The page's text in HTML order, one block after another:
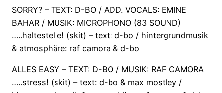
SORRY? – TEXT: D-BO / ADD. VOCALS: EMINE
BAHAR / MUSIK: MICROPHONO (83 SOUND)
…..haltestelle! (skit) – text: d-bo / hintergrundmusik
& atmosphäre: raf camora & d-bo
ALLES EASY – TEXT: D-BO / MUSIK: RAF CAMORA
…..stress! (skit) – text: d-bo & max mostley /